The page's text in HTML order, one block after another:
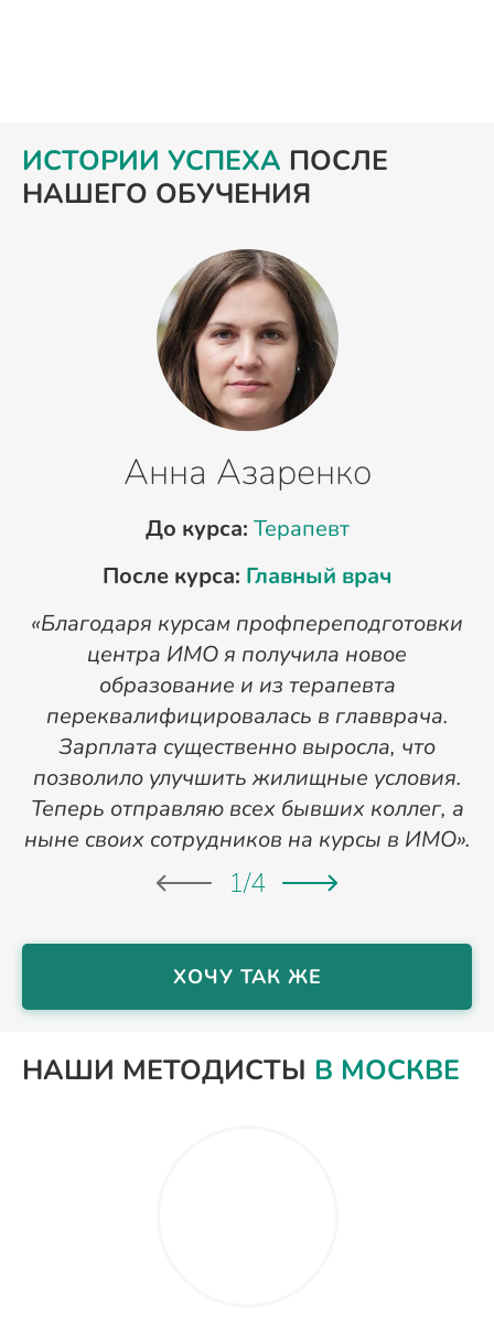
ИСТОРИИ УСПЕХА ПОСЛЕ
НАШЕГО ОБУЧЕНИЯ
Анна Азаренко
До курса: Терапевт
После курса: Главный врач
«Благодаря курсам профпереподготовки
центра ИМО я получила новое
образование и из терапевта
переквалифицировалась в главврача.
Зарплата существенно выросла, что
позволило улучшить жилищные условия.
Теперь отправляю всех бывших коллег, а
ныне своих сотрудников на курсы в ИМО».
1/4
ХОЧУ ТАК ЖЕ
НАШИ МЕТОДИСТЫ В МОСКВЕ